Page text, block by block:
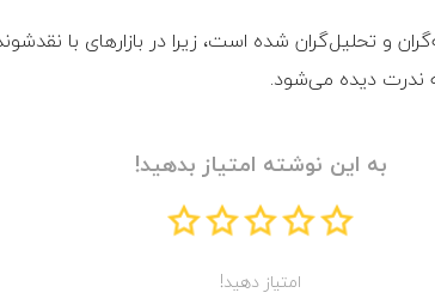
و تحلیل‌گران شده است، زیرا در بازارهای با
ندرت دیده می‌شود.
به این نوشته امتیاز بدهید!
امتیاز دهید!